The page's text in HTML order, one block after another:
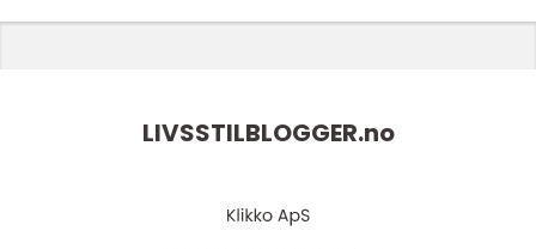
LIVSSTILBLOGGER.no